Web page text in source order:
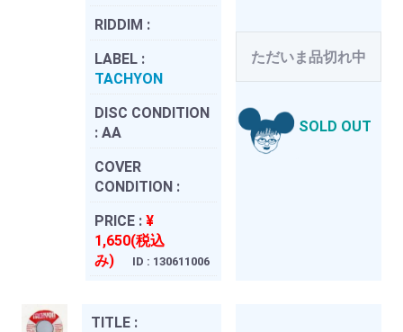
RIDDIM :
LABEL :
TACHYON
DISC CONDITION
: AA
COVER
CONDITION :
PRICE : ¥
1,650(税込
み)
ID : 130611006
ただいま品切れ中
SOLD OUT
TITLE :